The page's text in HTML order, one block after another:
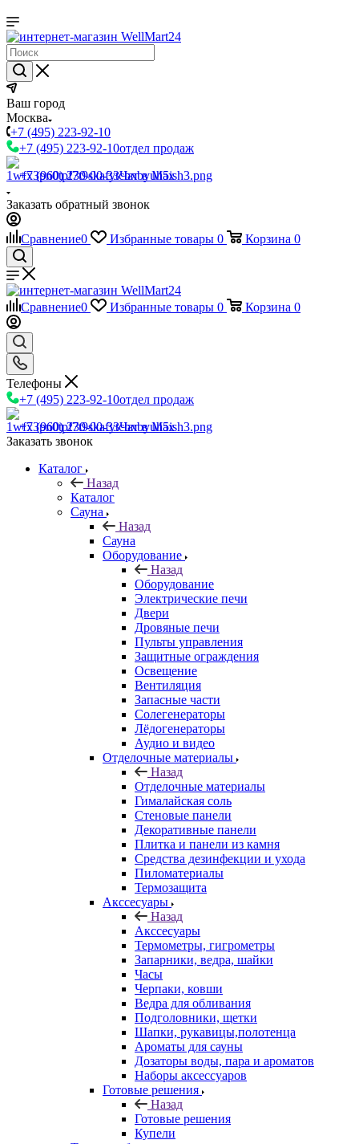
Ваш город
Москва
+7 (495) 223-92-10
+7 (495) 223-92-10отдел продаж
+7 (960) 230-00-33Чат в Max
Заказать обратный звонок
Сравнение0 Избранные товары 0 Корзина 0
Сравнение0 Избранные товары 0 Корзина 0
Телефоны
+7 (495) 223-92-10отдел продаж
+7 (960) 230-00-33Чат в Max
Заказать звонок
Каталог
Назад
Каталог
Сауна
Назад
Сауна
Оборудование
Назад
Оборудование
Электрические печи
Двери
Дровяные печи
Пульты управления
Защитные ограждения
Освещение
Вентиляция
Запасные части
Солегенераторы
Лёдогенераторы
Аудио и видео
Отделочные материалы
Назад
Отделочные материалы
Гималайская соль
Стеновые панели
Декоративные панели
Плитка и панели из камня
Средства дезинфекции и ухода
Пиломатериалы
Термозащита
Аксcесуары
Назад
Аксcесуары
Термометры, гигрометры
Запарники, ведра, шайки
Часы
Черпаки, ковши
Ведра для обливания
Подголовники, щетки
Шапки, рукавицы,полотенца
Ароматы для сауны
Дозаторы воды, пара и ароматов
Наборы аксессуаров
Готовые решения
Назад
Готовые решения
Купели